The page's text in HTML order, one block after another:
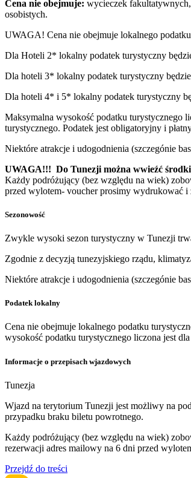
Cena nie obejmuje: wycieczek
osobistych.
UWAGA! Cena nie obejmuje lokalnego
Dla Hoteli 2* lokalny podatek turystyczny
Dla hoteli 3* lokalny podatek turystyczny
Dla hoteli 4* i 5* lokalny podatek turystyczny
Maksymalna wysokość podatku turystycznego
turystycznego. Podatek jest obligatoryjny i
Niektóre atrakcje i udogodnienia (szczegónie
UWAGA!!! Do Tunezji można wwieźć
Każdy podróżujący (bez względu na wiek)
przed wylotem- voucher prosimy wydrukować
Sezonowość
Zwykle wysoki sezon turystyczny w Tunezji
Zgodnie z decyzją tunezyjskiego rządu,
Niektóre atrakcje i udogodnienia (szczegónie
Podatek lokalny
Cena nie obejmuje lokalnego podatku
wysokość podatku turystycznego liczona jest
Informacje o przepisach wjazdowych
Tunezja
Wjazd na terytorium Tunezji jest możliwy na
przypadku braku biletu powrotnego.
Każdy podróżujący (bez względu na wiek)
rezerwacji adres mailowy na 6 dni przed
Przejdź do treści